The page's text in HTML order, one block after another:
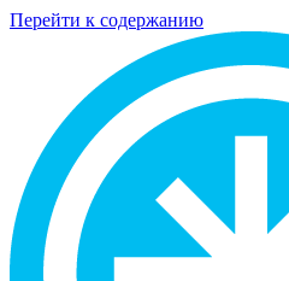
Перейти к содержанию